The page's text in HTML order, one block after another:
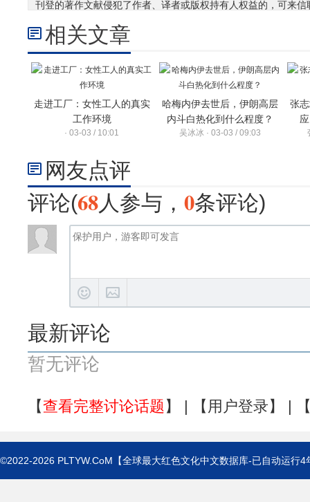
刊登的著作文献侵犯了作者、译者或版权持有人权益的，可来
相关文章
走进工厂：女性工人的真实
工作环境
· 03-03 / 10:01
哈梅内伊去世后，伊朗高层
内斗白热化到什么程度？
吴冰冰 · 03-03 / 09:03
张
网友点评
评论(68人参与， 0条评论)
最新评论
暂无评论
【查看完整讨论话题】 | 【 用户登录】 |
©2022-2026 PLTYW.CoM 【全球最大红色文化中文数据库-已自动运行4